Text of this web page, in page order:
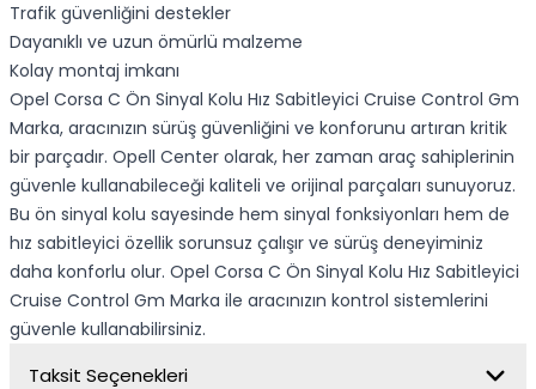
Trafik güvenliğini destekler
Dayanıklı ve uzun ömürlü malzeme
Kolay montaj imkanı
Opel Corsa C Ön Sinyal Kolu Hız Sabitleyici Cruise Control Gm
Marka, aracınızın sürüş güvenliğini ve konforunu artıran kritik
bir parçadır. Opell Center olarak, her zaman araç sahiplerinin
güvenle kullanabileceği kaliteli ve orijinal parçaları sunuyoruz.
Bu ön sinyal kolu sayesinde hem sinyal fonksiyonları hem de
hız sabitleyici özellik sorunsuz çalışır ve sürüş deneyiminiz
daha konforlu olur. Opel Corsa C Ön Sinyal Kolu Hız Sabitleyici
Cruise Control Gm Marka ile aracınızın kontrol sistemlerini
güvenle kullanabilirsiniz.
Taksit Seçenekleri